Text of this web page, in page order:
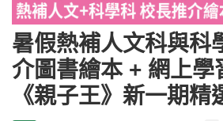
暑假熱補人文科與科
介圖書繪本 + 網上學
《親子王》新一期精